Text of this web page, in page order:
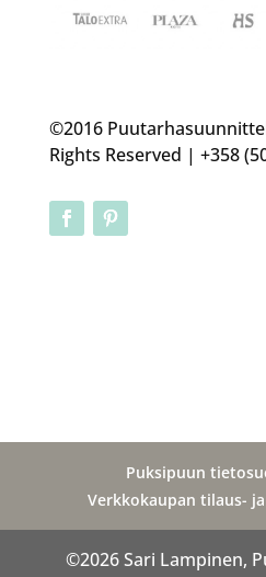
©2016
Rights Reserved | +358
Puksipuun
Verkkokaupan tilaus-
©2026 Sari Lampinen,